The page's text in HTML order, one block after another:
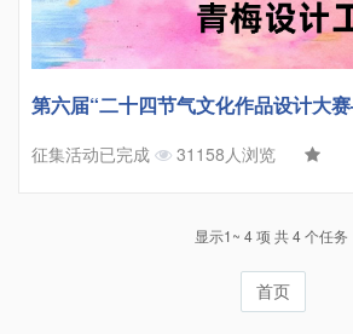
第六届“二十四节气文化作品设计大
征集活动已完成 31158人浏览
显示1~ 4 项 共 4 个任务
首页